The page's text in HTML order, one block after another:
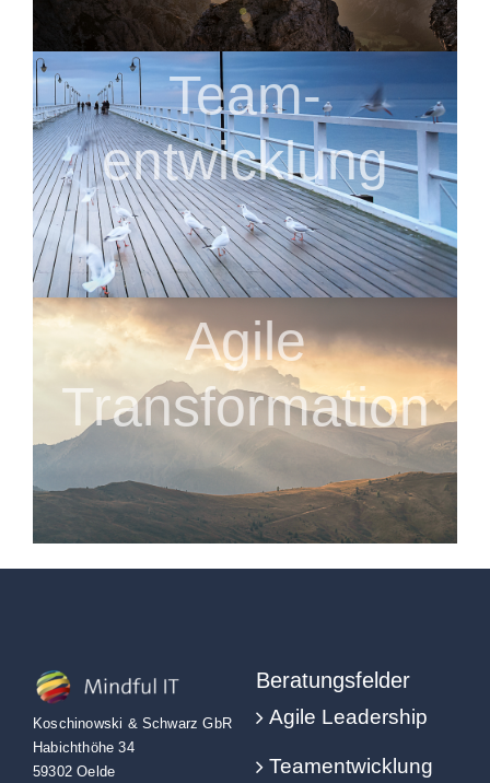
Team-
entwicklung
Agile
Transformation
Koschinowski & Schwarz GbR
Habichthöhe 34
59302 Oelde
Beratungsfelder
Agile Leadership
Teamentwicklung